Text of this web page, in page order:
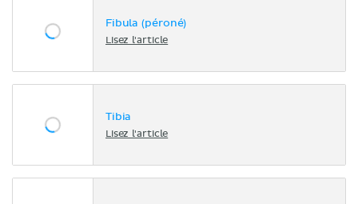
Fibula (péroné)
Lisez l'article
Tibia
Lisez l'article